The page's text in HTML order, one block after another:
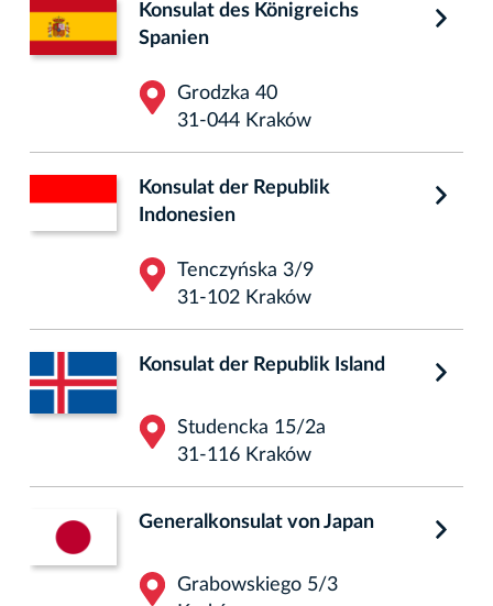
Konsulat des Königreichs
Spanien
Grodzka 40
31-044 Kraków
Konsulat der Republik
Indonesien
Tenczyńska 3/9
31-102 Kraków
Konsulat der Republik Island
Studencka 15/2a
31-116 Kraków
Generalkonsulat von Japan
Grabowskiego 5/3